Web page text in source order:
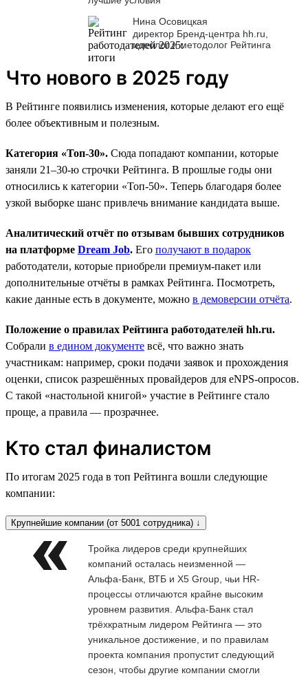
Нина Осовицкая
директор Бренд-центра hh.ru,
идеолог и методолог Рейтинга
Что нового в 2025 году
В Рейтинге появились изменения, которые делают его ещё
более объективным и полезным.
Категория «Топ-30». Сюда попадают компании, которые
заняли 21–30-ю строчки Рейтинга. В прошлые годы они
относились к категории «Топ-50». Теперь благодаря более
узкой выборке шанс привлечь внимание кандидата выше.
Аналитический отчёт по отзывам бывших сотрудников
на платформе Dream Job. Его получают в подарок
работодатели, которые приобрели премиум-пакет или
дополнительные отчёты в рамках Рейтинга. Посмотреть,
какие данные есть в документе, можно в демоверсии отчёта.
Положение о правилах Рейтинга работодателей hh.ru.
Собрали в едином документе всё, что важно знать
участникам: например, сроки подачи заявок и прохождения
оценки, список разрешённых провайдеров для eNPS-опросов.
С такой «настольной книгой» участие в Рейтинге стало
проще, а правила — прозрачнее.
Кто стал финалистом
По итогам 2025 года в топ Рейтинга вошли следующие
компании:
Крупнейшие компании (от 5001 сотрудника) ↓
Тройка лидеров среди крупнейших
компаний осталась неизменной —
Альфа-Банк, ВТБ и X5 Group, чьи HR-
процессы отличаются крайне высоким
уровнем развития. Альфа-Банк стал
трёхкратным лидером Рейтинга — это
уникальное достижение, и по правилам
проекта компания пропустит следующий
сезон, чтобы другие компании смогли